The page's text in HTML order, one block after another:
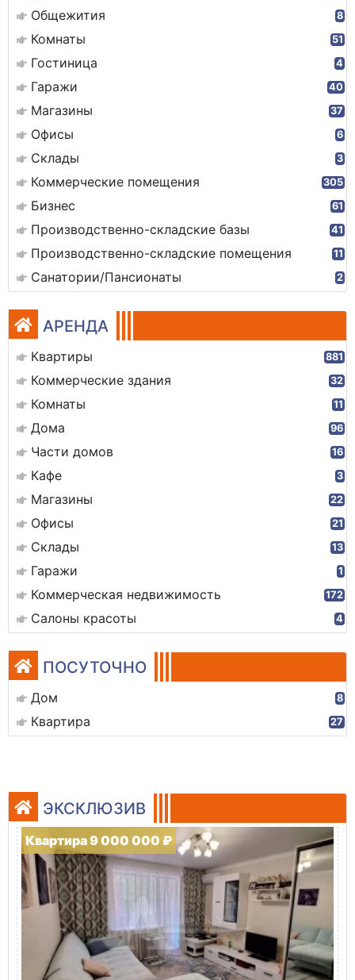
Общежития 8
Комнаты 51
Гостиница 4
Гаражи 40
Магазины 37
Офисы 6
Склады 3
Коммерческие помещения 305
Бизнес 61
Производственно-складские базы 41
Производственно-складские помещения 11
Санатории/Пансионаты 2
АРЕНДА
Квартиры 881
Коммерческие здания 32
Комнаты 11
Дома 96
Части домов 16
Кафе 3
Магазины 22
Офисы 21
Склады 13
Гаражи 1
Коммерческая недвижимость 172
Салоны красоты 4
ПОСУТОЧНО
Дом 8
Квартира 27
ЭКСКЛЮЗИВ
Квартира 9 000 000 ₽